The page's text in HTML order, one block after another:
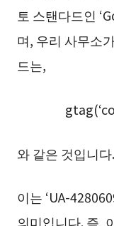
토 스탠다드인
며, 우리 사무소
드는,
와 같은 것입니다.
이는 ‘UA-
의미입니다. 즉,